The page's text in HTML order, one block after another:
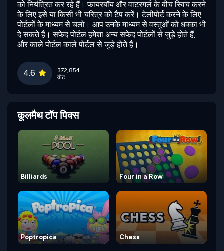
को नियंत्रित कर रहे हैं। फायरबॉय और वाटरगर्ल के बीच स्विच करने
के लिए इसे या किसी भी चरित्र को टैप करें। टेलीपोर्ट करने के लिए
पोर्टलों के माध्यम से चलो। आप उनके माध्यम से वस्तुओं को धक्का भी
दे सकते हैं। सफेद पोर्टल हमेशा अन्य सफेद पोर्टलों से जुड़े होते हैं,
और काले पोर्टल काले पोर्टल से जुड़े होते हैं।
4.6
372,854
वोट
कूलमैथ टॉप पिक्स
Billiards Four in a Row
Poptropica Chess